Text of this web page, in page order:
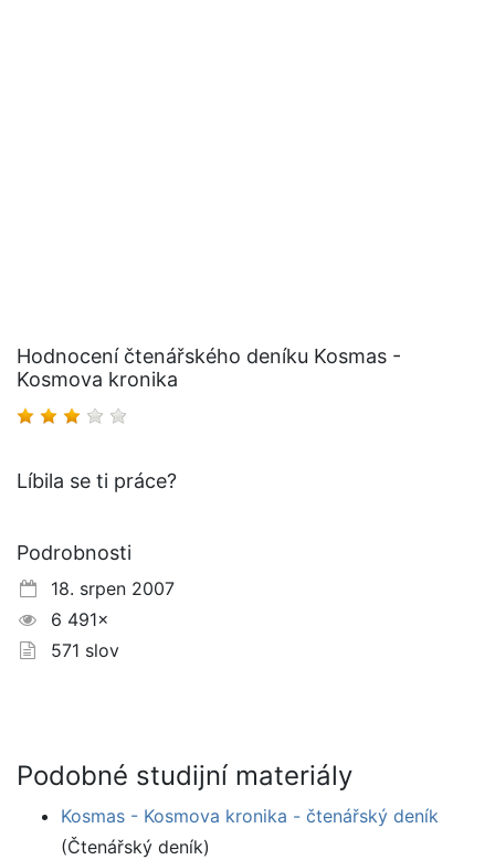
Hodnocení čtenářského deníku Kosmas -
Kosmova kronika
Líbila se ti práce?
Podrobnosti
18. srpen 2007
6 491×
571 slov
Podobné studijní materiály
Kosmas - Kosmova kronika - čtenářský deník
(Čtenářský deník)